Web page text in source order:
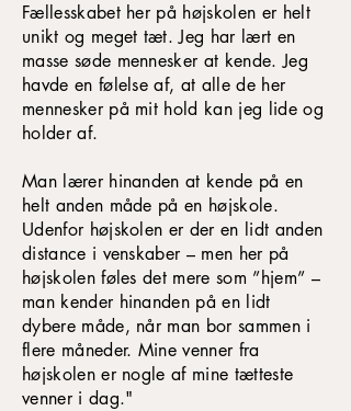
Fællesskabet her på højskolen er helt
unikt og meget tæt. Jeg har lært en
masse søde mennesker at kende. Jeg
havde en følelse af, at alle de her
mennesker på mit hold kan jeg lide og
holder af.
Man lærer hinanden at kende på en
helt anden måde på en højskole.
Udenfor højskolen er der en lidt anden
distance i venskaber – men her på
højskolen føles det mere som ”hjem” –
man kender hinanden på en lidt
dybere måde, når man bor sammen i
flere måneder. Mine venner fra
højskolen er nogle af mine tætteste
venner i dag."